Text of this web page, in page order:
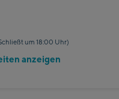
um 18:00 Uhr)
anzeigen